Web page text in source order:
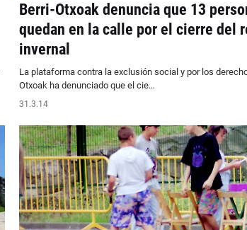
Berri-Otxoak denuncia que 13
quedan en la calle por el cierre del
invernal
La plataforma contra la exclusión social y por los
Otxoak ha denunciado que el cie…
31.3.14